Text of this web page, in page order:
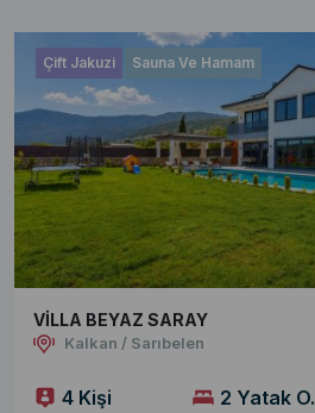
Çift Jakuzi Sauna Ve Hamam
VİLLA BEYAZ SARAY
Kalkan / Sarıbelen
4 Kişi 2 Yatak O.